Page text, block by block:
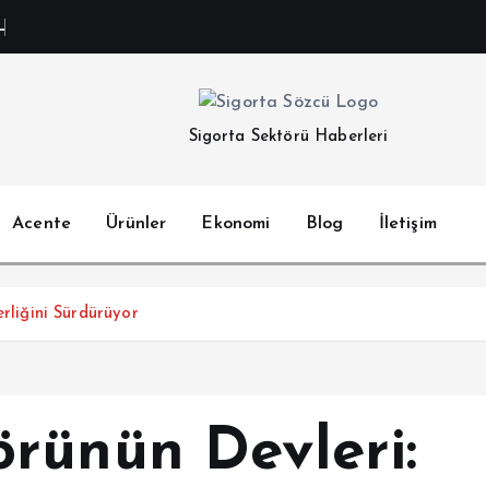
Sigorta Sektörü Haberleri
Acente Ürünler Ekonomi Blog İletişim
Sürdürüyor
Devleri: